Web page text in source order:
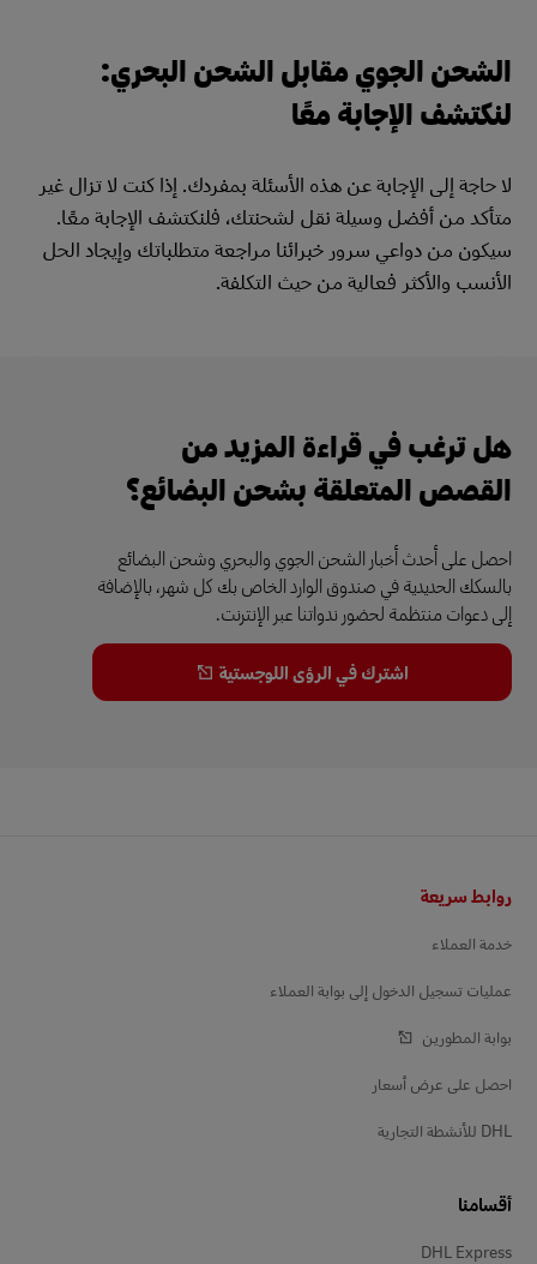
الشحن الجوي مقابل الشحن البحري:
لنكتشف الإجابة معًا
لا حاجة إلى الإجابة عن هذه الأسئلة بمفردك. إذا كنت لا تزال غير
متأكد من أفضل وسيلة نقل لشحنتك، فلنكتشف الإجابة معًا.
سيكون من دواعي سرور خبرائنا مراجعة متطلباتك وإيجاد الحل
الأنسب والأكثر فعالية من حيث التكلفة.
هل ترغب في قراءة المزيد من
القصص المتعلقة بشحن البضائع؟
احصل على أحدث أخبار الشحن الجوي والبحري وشحن البضائع
بالسكك الحديدية في صندوق الوارد الخاص بك كل شهر، بالإضافة
إلى دعوات منتظمة لحضور ندواتنا عبر الإنترنت.
اشترك في الرؤى اللوجستية
روابط سريعة
خدمة العملاء
عمليات تسجيل الدخول إلى بوابة العملاء
بوابة المطورين
احصل على عرض أسعار
DHL للأنشطة التجارية
أقسامنا
DHL Express